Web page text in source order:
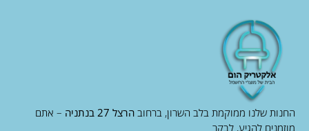
החנות שלנו ממוקמת בלב השרון, ברחוב הרצל 27 בנתניה
– אתם
מוזמנים להגיע, לבקר